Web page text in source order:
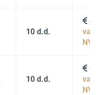
10 d.d.
 455
vai
NVD
10 d.d.
 95
vai
NVD